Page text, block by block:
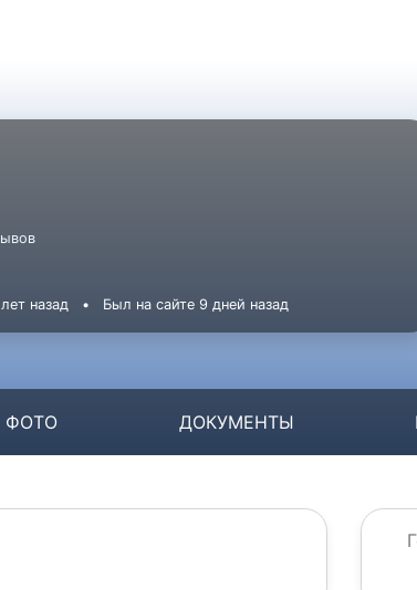
назад • Был на сайте 9 дней назад
ФОТО ДОКУМЕНТЫ